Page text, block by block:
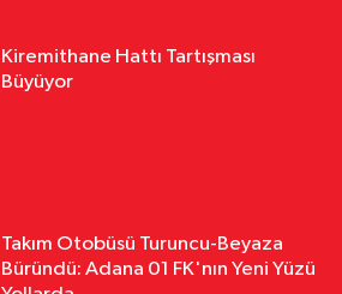
Kiremithane Hattı Tartışması
Büyüyor
Takım Otobüsü Turuncu-Beyaza
Büründü: Adana 01 FK'nın Yeni Yüzü